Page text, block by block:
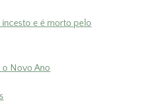
e é morto pelo
o Novo Ano